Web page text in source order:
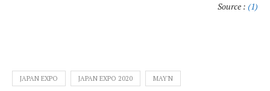
Source : (1)
JAPAN EXPO JAPAN EXPO 2020 MAY'N